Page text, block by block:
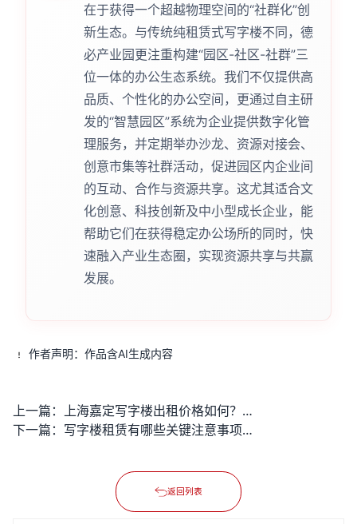
在于获得一个超越物理空间的“社群化”创
新生态。与传统纯租赁式写字楼不同，德
必产业园更注重构建“园区-社区-社群”三
位一体的办公生态系统。我们不仅提供高
品质、个性化的办公空间，更通过自主研
发的“智慧园区”系统为企业提供数字化管
理服务，并定期举办沙龙、资源对接会、
创意市集等社群活动，促进园区内企业间
的互动、合作与资源共享。这尤其适合文
化创意、科技创新及中小型成长企业，能
帮助它们在获得稳定办公场所的同时，快
速融入产业生态圈，实现资源共享与共赢
发展。
作者声明：作品含AI生成内容
上一篇：
上海嘉定写字楼出租价格如何？企业如何高效选址降低成本？
下一篇：
写字楼租赁有哪些关键注意事项？
返回列表